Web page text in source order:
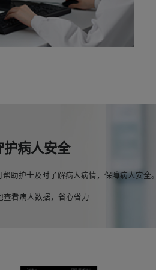
护病人安全
助护士及时了解病人病情，保障病人安全。
查看病人数据，省心省力